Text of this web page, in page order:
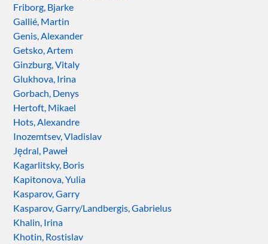
Friborg, Bjarke
Gallié, Martin
Genis, Alexander
Getsko, Artem
Ginzburg, Vitaly
Glukhova, Irina
Gorbach, Denys
Hertoft, Mikael
Hots, Alexandre
Inozemtsev, Vladislav
Jędral, Paweł
Kagarlitsky, Boris
Kapitonova, Yulia
Kasparov, Garry
Kasparov, Garry/Landbergis, Gabrielus
Khalin, Irina
Khotin, Rostislav